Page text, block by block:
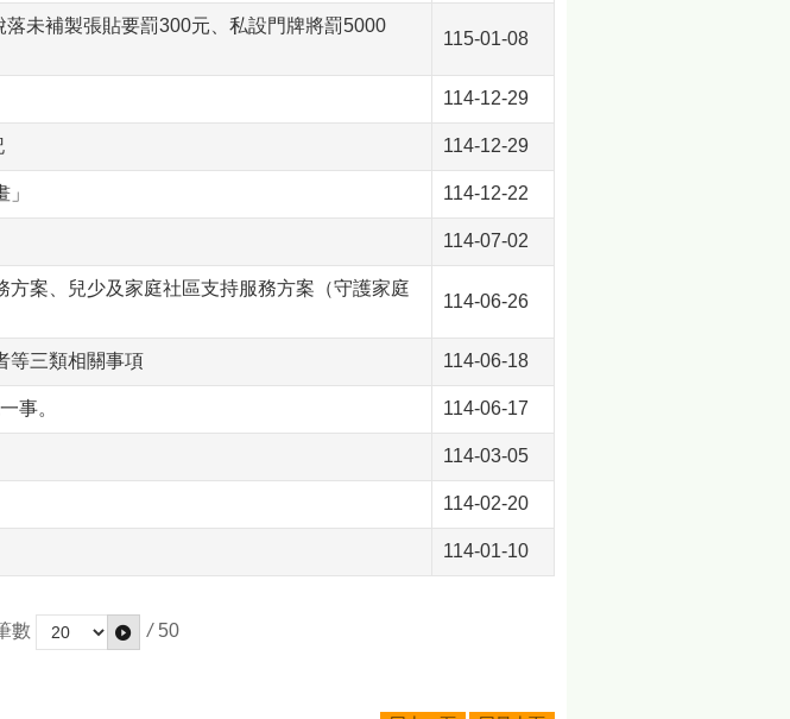
未補製張貼要罰300元、私設門牌將罰5000
115-01-08
114-12-29
114-12-29
114-12-22
114-07-02
案、兒少及家庭社區支持服務方案（守護家庭
114-06-26
等三類相關事項 114-06-18
事。 114-06-17
114-03-05
114-02-20
114-01-10
數 / 50